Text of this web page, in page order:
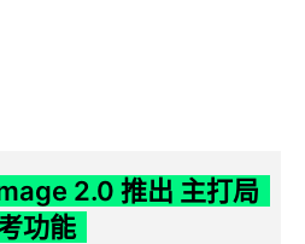
2.0 推出 主打局
功能